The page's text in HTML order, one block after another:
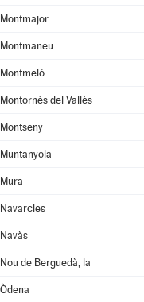
Montmajor
Montmaneu
Montmeló
Montornès del Vallès
Montseny
Muntanyola
Mura
Navarcles
Navàs
Nou de Berguedà, la
Òdena